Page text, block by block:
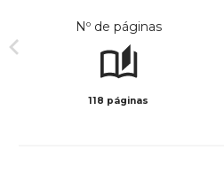
Nº de páginas
118 páginas